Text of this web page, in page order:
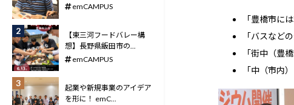
emCAMPUS
【東三河フードバレー構
想】長野県飯田市の...
emCAMPUS
起業や新規事業のアイデア
を形に！ emC...
「豊橋市に
「バスなど
「街中（豊
「中（市内